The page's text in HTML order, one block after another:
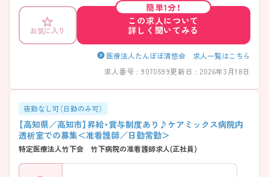
お気に入り
簡単1分！
この求人について
詳しく聞いてみる
医療法人たんぽぽ清悠会 求人一覧はこちら
求人番号 : 9070599更新日 : 2026年3月18日
夜勤なし可（日勤のみ可）
【高知県／高知市】昇給・賞与制度あり♪ケアミックス病院内
透析室での募集＜准看護師／日勤常勤＞
特定医療法人竹下会 竹下病院の准看護師求人(正社員)